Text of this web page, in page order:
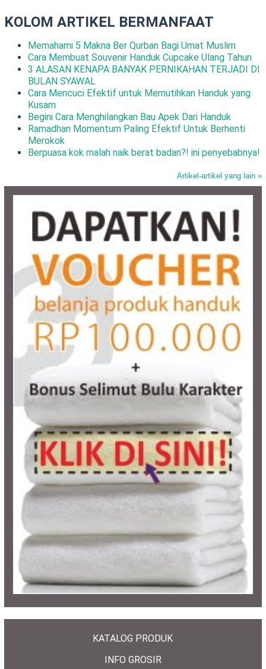
KOLOM ARTIKEL BERMANFAAT
Memahami 5 Makna Ber Qurban Bagi Umat Muslim
Cara Membuat Souvenir Handuk Cupcake Ulang Tahun
3 ALASAN KENAPA BANYAK PERNIKAHAN TERJADI DI
BULAN SYAWAL
Cara Mencuci Efektif untuk Memutihkan Handuk yang
Kusam
Begini Cara Menghilangkan Bau Apek Dari Handuk
Ramadhan Momentum Paling Efektif Untuk Berhenti
Merokok
Berpuasa kok malah naik berat badan?! ini penyebabnya!
Artikel-artikel yang lain »
KATALOG PRODUK
INFO GROSIR